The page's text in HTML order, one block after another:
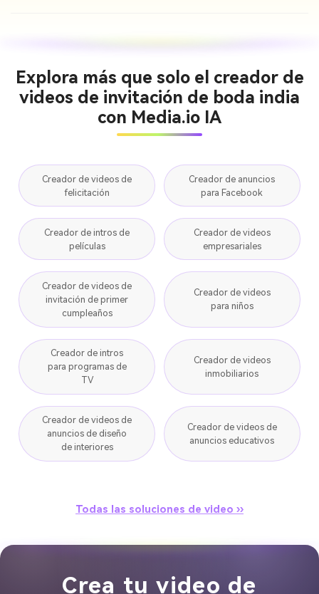
Explora más que solo el creador de
videos de invitación de boda india
con Media.io IA
Creador de videos de
felicitación
Creador de anuncios
para Facebook
Creador de intros de
películas
Creador de videos
empresariales
Creador de videos de
invitación de primer
cumpleaños
Creador de videos
para niños
Creador de intros
para programas de
TV
Creador de videos
inmobiliarios
Creador de videos de
anuncios de diseño
de interiores
Creador de videos de
anuncios educativos
Todas las soluciones de video ››
Crea tu video de